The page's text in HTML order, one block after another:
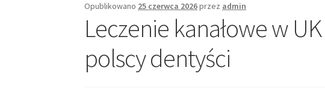
Opublikowano 25 czerwca 2026przez admin
Leczenie kanałowe w
polscy dentyści